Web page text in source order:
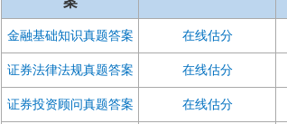
金融基础知识真题答案 在线估分
证券法律法规真题答案 在线估分
证券投资顾问真题答案 在线估分